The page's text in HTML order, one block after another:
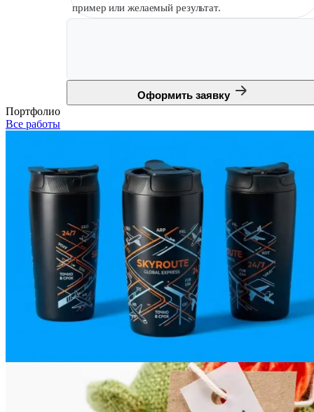
пример или желаемый результат.
Оформить заявку
Портфолио
Все работы